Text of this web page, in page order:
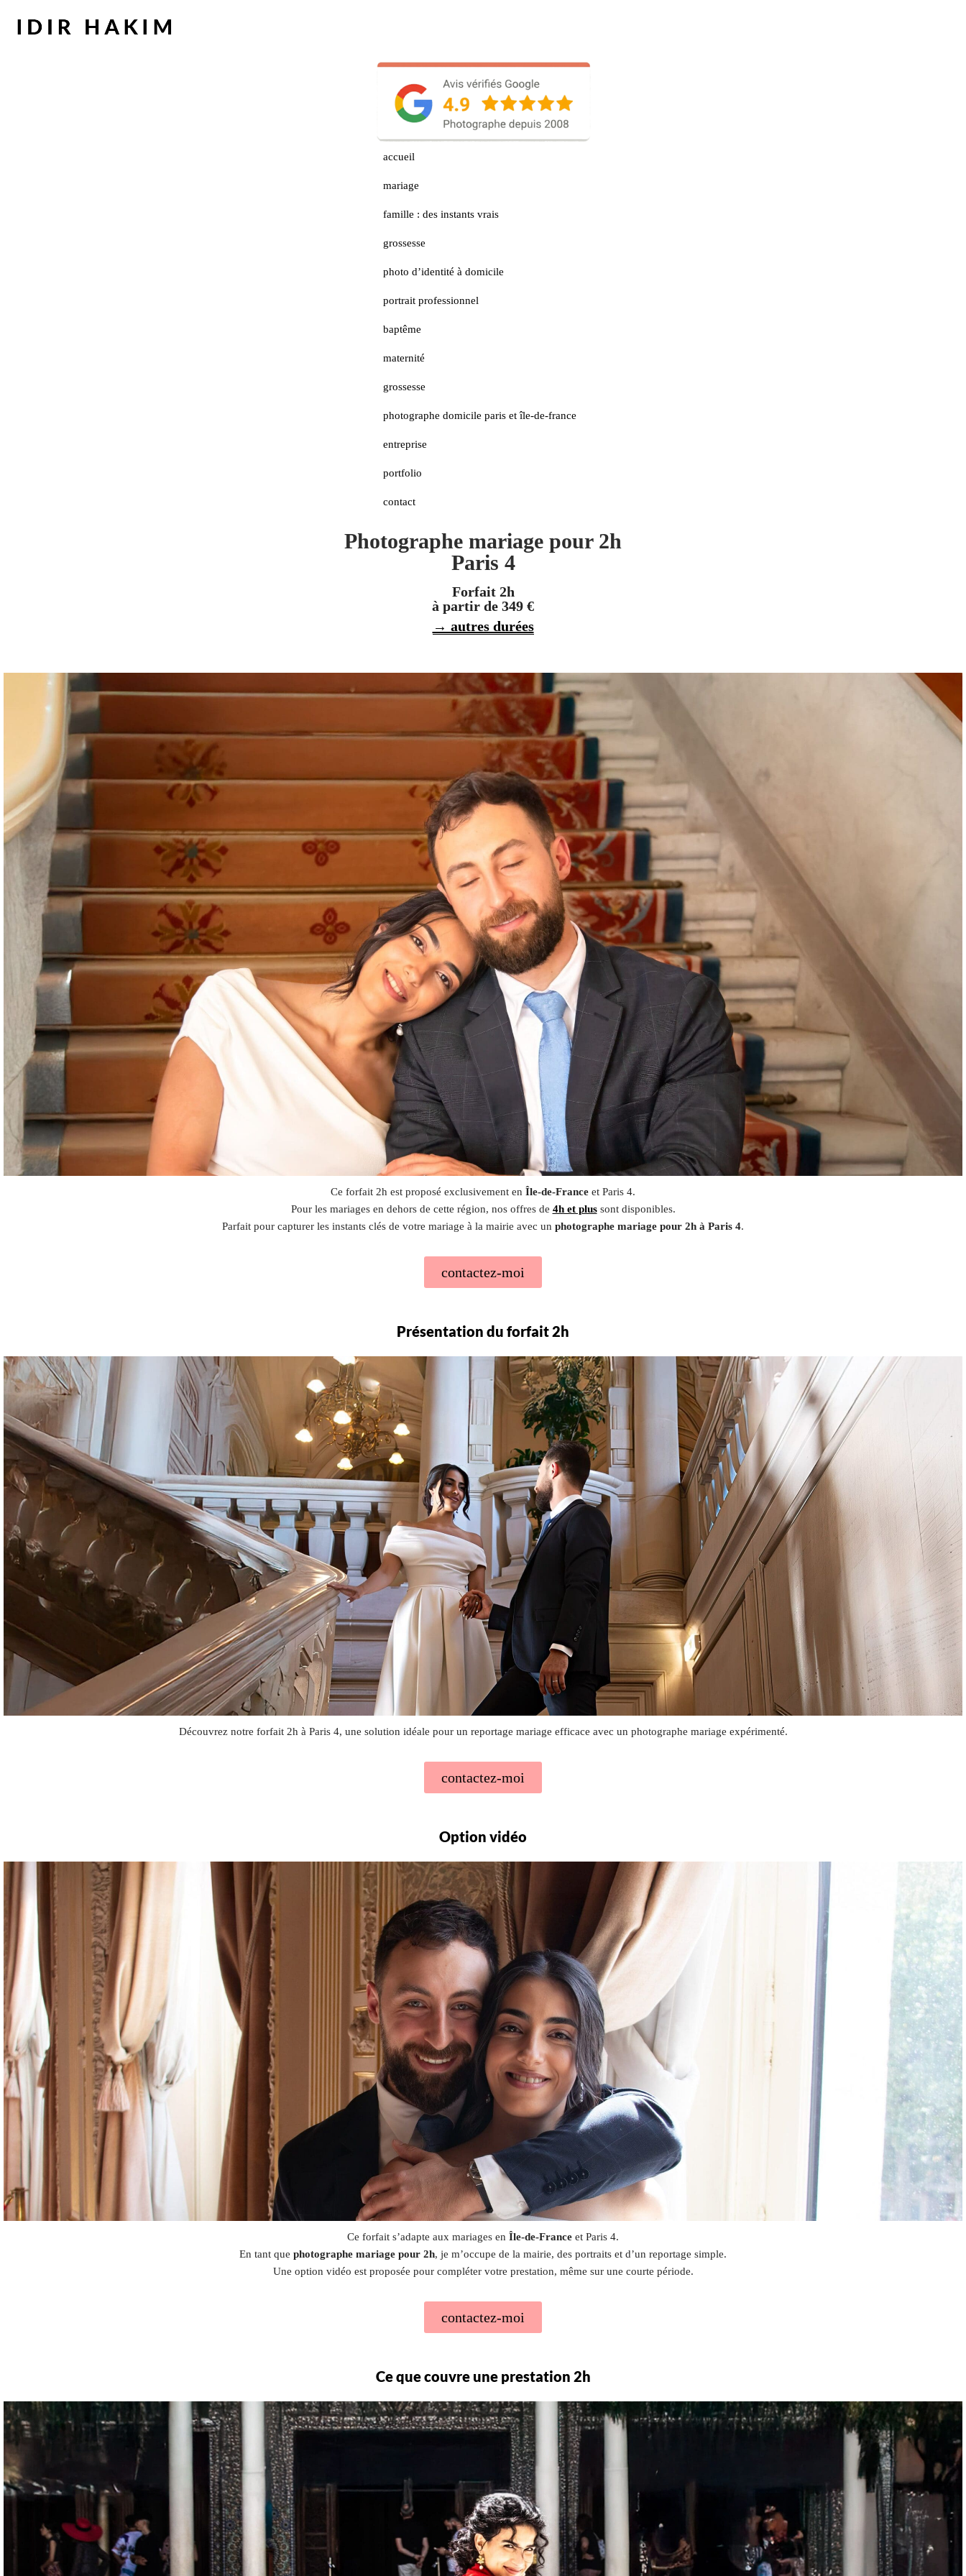
accueil
mariage
famille : des instants vrais
grossesse
photo d’identité à domicile
portrait professionnel
baptême
maternité
grossesse
photographe domicile paris et île-de-france
entreprise
portfolio
contact
Photographe mariage pour 2h
Paris 4
Forfait 2h
à partir de 349 €
→ autres durées
Ce forfait 2h est proposé exclusivement en Île-de-France et Paris 4.
Pour les mariages en dehors de cette région, nos offres de 4h et plussont disponibles.
Parfait pour capturer les instants clés de votre mariage à la mairie avec un photographe mariage pour 2h à Paris 4.
contactez-moi
Présentation du forfait 2h
Découvrez notre forfait 2h à Paris 4, une solution idéale pour un reportage mariage efficace avec un photographe mariage expérimenté.
contactez-moi
Option vidéo
Ce forfait s’adapte aux mariages en Île-de-France et Paris 4.
En tant que photographe mariage pour 2h, je m’occupe de la mairie, des portraits et d’un reportage simple.
Une option vidéo est proposée pour compléter votre prestation, même sur une courte période.
contactez-moi
Ce que couvre une prestation 2h